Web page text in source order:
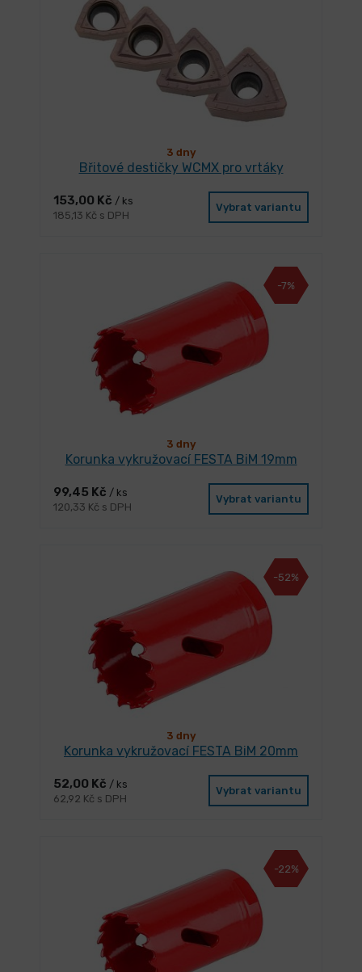
3 dny
Břitové destičky WCMX pro vrtáky
153,00 Kč / ks
185,13 Kč s DPH
Vybrat variantu
-7%
3 dny
Korunka vykružovací FESTA BiM 19mm
99,45 Kč / ks
120,33 Kč s DPH
Vybrat variantu
-52%
3 dny
Korunka vykružovací FESTA BiM 20mm
52,00 Kč / ks
62,92 Kč s DPH
Vybrat variantu
-22%